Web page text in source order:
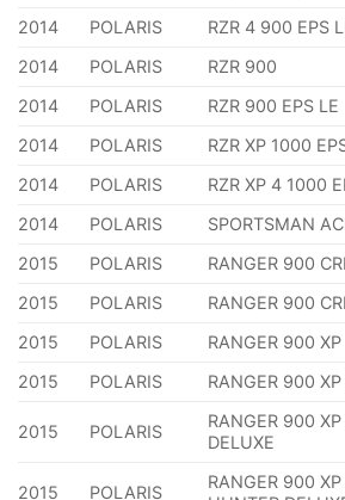
2014 POLARIS RZR 4 900 EPS
2014
POLARIS RZR 900
2014
POLARIS RZR 900 EPS LE
2014
POLARIS RZR XP 1000
2014
POLARIS RZR XP 4 1000
2014
POLARIS SPORTSMAN
2015
POLARIS RANGER 900
2015
POLARIS RANGER 900
2015
POLARIS RANGER 900 XP
2015
POLARIS RANGER 900 XP
2015 POLARIS
RANGER 900 XP
DELUXE
2015 POLARIS
RANGER 900 XP